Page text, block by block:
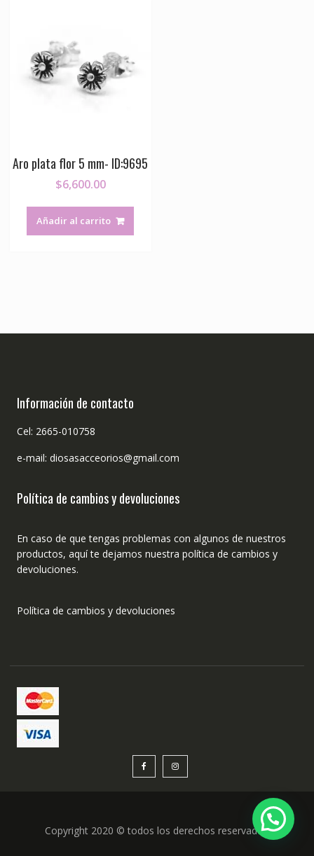
Aro plata flor 5 mm- ID:9695
$6,600.00
Añadir al carrito
Información de contacto
Cel: 2665-010758
e-mail: diosasacceorios@gmail.com
Política de cambios y devoluciones
En caso de que tengas problemas con algunos de nuestros
productos, aquí te dejamos nuestra política de cambios y
devoluciones.
Política de cambios y devoluciones
Copyright 2020 © todos los derechos reservados